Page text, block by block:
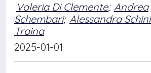
Valeria Di Clemente; Andrea
Schembari; Alessandra
Traina
2025-01-01